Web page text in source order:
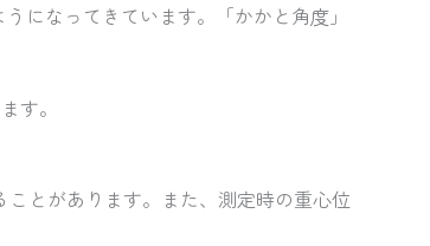
になってきています。「かかと角度」
す。
とがあります。また、測定時の重心位